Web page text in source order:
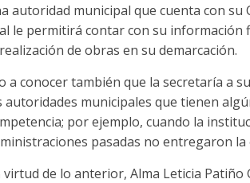
autoridad municipal que cuenta con
le permitirá contar con su información
de obras en su demarcación.
a conocer también que la secretaría a
autoridades municipales que tienen
por ejemplo, cuando la
pasadas no entregaron
virtud de lo anterior, Alma Leticia